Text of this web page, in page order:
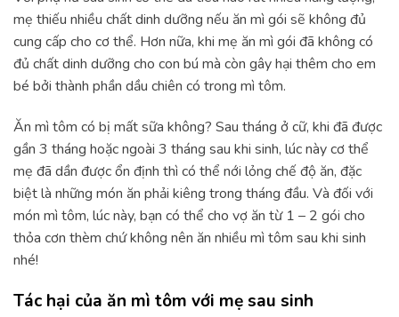
mẹ thiếu nhiều chất dinh dưỡng nếu ăn mì gói sẽ không đủ
cung cấp cho cơ thể. Hơn nữa, khi mẹ ăn mì gói đã không có
đủ chất dinh dưỡng cho con bú mà còn gây hại thêm cho em
bé bởi thành phần dầu chiên có trong mì tôm.
Ăn mì tôm có bị mất sữa không? Sau tháng ở cữ, khi đã được
gần 3 tháng hoặc ngoài 3 tháng sau khi sinh, lúc này cơ thể
mẹ đã dần được ổn định thì có thể nới lỏng chế độ ăn, đặc
biệt là những món ăn phải kiêng trong tháng đầu. Và đối với
món mì tôm, lúc này, bạn có thể cho vợ ăn từ 1 – 2 gói cho
thỏa cơn thèm chứ không nên ăn nhiều mì tôm sau khi sinh
nhé!
Tác hại của ăn mì tôm với mẹ sau sinh